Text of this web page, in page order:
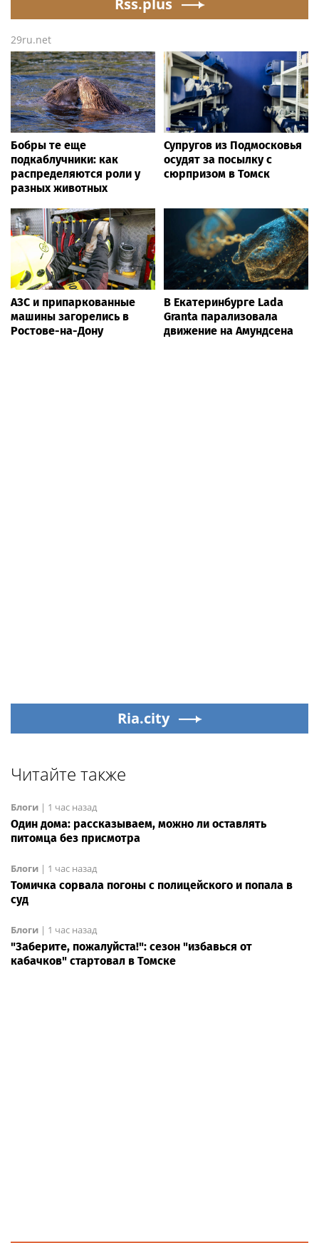
Rss.plus
29ru.net
Бобры те еще
подкаблучники: как
распределяются роли у
разных животных
Супругов из Подмосковья
осудят за посылку с
сюрпризом в Томск
АЗС и припаркованные
машины загорелись в
Ростове-на-Дону
В Екатеринбурге Lada
Granta парализовала
движение на Амундсена
Ria.city
Читайте также
Блоги | 1 час назад
Один дома: рассказываем, можно ли оставлять
питомца без присмотра
Блоги | 1 час назад
Томичка сорвала погоны с полицейского и попала в
суд
Блоги | 1 час назад
"Заберите, пожалуйста!": сезон "избавься от
кабачков" стартовал в Томске